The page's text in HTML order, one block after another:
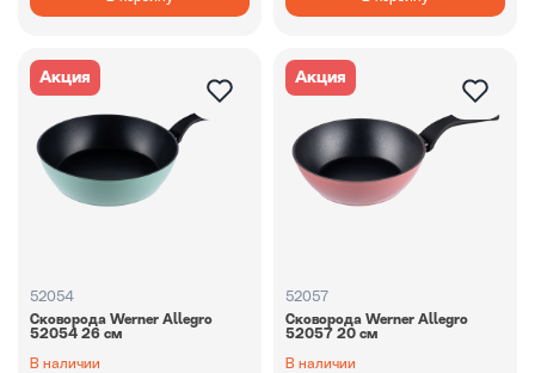
Акция
52054
Сковорода Werner Allegro
52054 26 см
В наличии
Акция
52057
Сковорода Werner Allegro
52057 20 см
В наличии